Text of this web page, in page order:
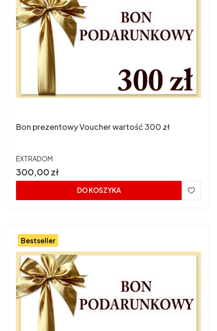
Bon prezentowy Voucher wartość 300 zł
PRODUCENT
EXTRADOM
Cena
300,00 zł
DO KOSZYKA
Bestseller